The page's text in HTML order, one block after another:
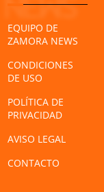
EQUIPO DE
ZAMORA NEWS
CONDICIONES
DE USO
POLÍTICA DE
PRIVACIDAD
AVISO LEGAL
CONTACTO